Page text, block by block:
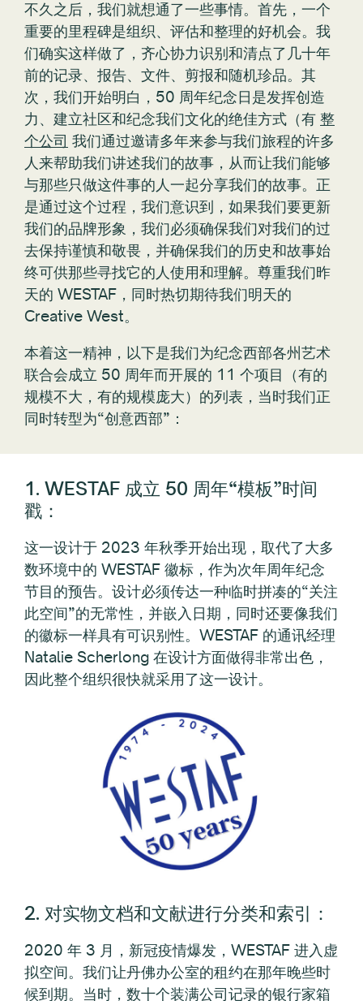
不久之后，我们就想通了一些事情。首先，一个
重要的里程碑是组织、评估和整理的好机会。我
们确实这样做了，齐心协力识别和清点了几十年
前的记录、报告、文件、剪报和随机珍品。其
次，我们开始明白，50 周年纪念日是发挥创造
力、建立社区和纪念我们文化的绝佳方式（有 整
个公司 我们通过邀请多年来参与我们旅程的许多
人来帮助我们讲述我们的故事，从而让我们能够
与那些只做这件事的人一起分享我们的故事。正
是通过这个过程，我们意识到，如果我们要更新
我们的品牌形象，我们必须确保我们对我们的过
去保持谨慎和敬畏，并确保我们的历史和故事始
终可供那些寻找它的人使用和理解。尊重我们昨
天的 WESTAF，同时热切期待我们明天的
Creative West。
本着这一精神，以下是我们为纪念西部各州艺术
联合会成立 50 周年而开展的 11 个项目（有的
规模不大，有的规模庞大）的列表，当时我们正
同时转型为“创意西部”：
1. WESTAF 成立 50 周年“模板”时间
戳：
这一设计于 2023 年秋季开始出现，取代了大多
数环境中的 WESTAF 徽标，作为次年周年纪念
节目的预告。设计必须传达一种临时拼凑的“关注
此空间”的无常性，并嵌入日期，同时还要像我们
的徽标一样具有可识别性。WESTAF 的通讯经理
Natalie Scherlong 在设计方面做得非常出色，
因此整个组织很快就采用了这一设计。
2. 对实物文档和文献进行分类和索引：
2020 年 3 月，新冠疫情爆发，WESTAF 进入虚
拟空间。我们让丹佛办公室的租约在那年晚些时
候到期。当时，数十个装满公司记录的银行家箱